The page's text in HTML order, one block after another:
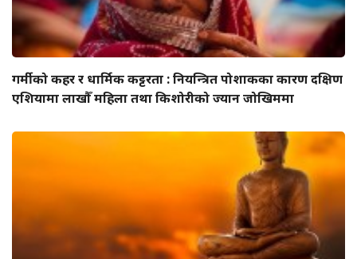
गर्मीको कहर र धार्मिक कट्टरता : नियन्त्रित पोशाकका कारण दक्षिण
एशियामा लाखौँ महिला तथा किशोरीको ज्यान जोखिममा